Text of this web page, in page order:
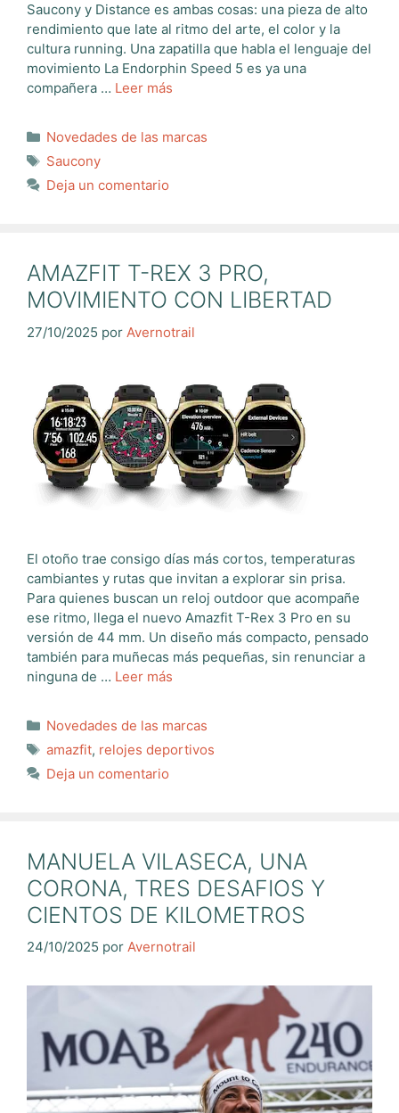
Saucony y Distance es ambas cosas: una pieza de alto
rendimiento que late al ritmo del arte, el color y la
cultura running. Una zapatilla que habla el lenguaje del
movimiento La Endorphin Speed 5 es ya una
compañera … Leer más
Categorías
Novedades de las marcas
Etiquetas
Saucony
Deja un comentario
AMAZFIT T-REX 3 PRO,
MOVIMIENTO CON LIBERTAD
27/10/2025 por Avernotrail
El otoño trae consigo días más cortos, temperaturas
cambiantes y rutas que invitan a explorar sin prisa.
Para quienes buscan un reloj outdoor que acompañe
ese ritmo, llega el nuevo Amazfit T-Rex 3 Pro en su
versión de 44 mm. Un diseño más compacto, pensado
también para muñecas más pequeñas, sin renunciar a
ninguna de … Leer más
Categorías
Novedades de las marcas
Etiquetas
amazfit, relojes deportivos
Deja un comentario
MANUELA VILASECA, UNA
CORONA, TRES DESAFIOS Y
CIENTOS DE KILOMETROS
24/10/2025 por Avernotrail